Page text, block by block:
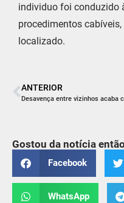
individuo foi conduzido
procedimentos
localizado.
ANTERIOR
Gostou da notícia
Facebook
WhatsApp